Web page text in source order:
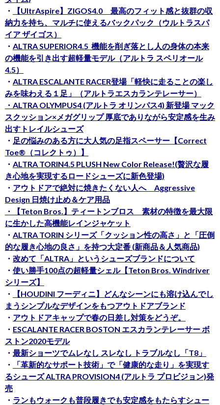
・
【UltrAspire】ZIGOS4.0 最高のフィット感と抜群の収
納力を持ち、マルチに使えるバックパック（ウルトラスパ
イア ザイゴス）
・ ALTRA SUPERIOR4.5 機能を削ぎ落とし人の身体の本来
の機能を引き出す超軽量モデル（アルトラ スペリオール
4.5）
・ ALTRA ESCALANTE RACER登場「軽快に走ることの楽し
みを味わえる１足」（アルトラエスカランテレーサー）
・ALTRA OLYMPUS4 (アルトラ オリンパス4) 新登場 マック
スクッション×メガグリップ厚底でありながら安定感を生み
出すトレイルシューズ
・ 足の悩みのある方に大人気の足指スペーサー【Correct
Toe®︎（コレクトゥ）】
・ ALTRA TORIN4.5 PLUSH New Color Release!(贅沢な履
き心地を実現するロードシューズに新色登場)
・ アウトドアで絶対に焼きたくない人へ Aggressive
Design 日焼け止め＆ケア用品
・【Teton Bros.】ティートンブロス 素材の特徴を最大限
に生かした高機能レインジャケット
・ ALTRA TORIN シリーズ「クッション性の高さ」と「圧倒
的な履き心地の良さ」を持つ大定番 (新商品＆人気商品)
・ 改めて「ALTRA」というシューズブランドについて
・ 使い勝手100点の超軽量シェル【Teton Bros. Windriver
シリーズ】
・
【HOUDINI フーディニ】どんなシーンにも溶け込んでし
まうシンプルなデザインをもつアウトドアブランド
・ アウトドアキャップで春の日差し対策をどうぞ。
・ ESCALANTE RACER BOSTON エスカランテレーサー ボ
ストン2020モデル
・ 最新ショーツでムレなし スレなし トラブルなし「T8」
・
「革新的なサポート技術」で「健康的な走り」を実現す
るシューズ ALTRA PROVISION4 (アルトラ プロビジョン)発
売
・ ランもウォークも普段履きでも安定感をもたらすシュー